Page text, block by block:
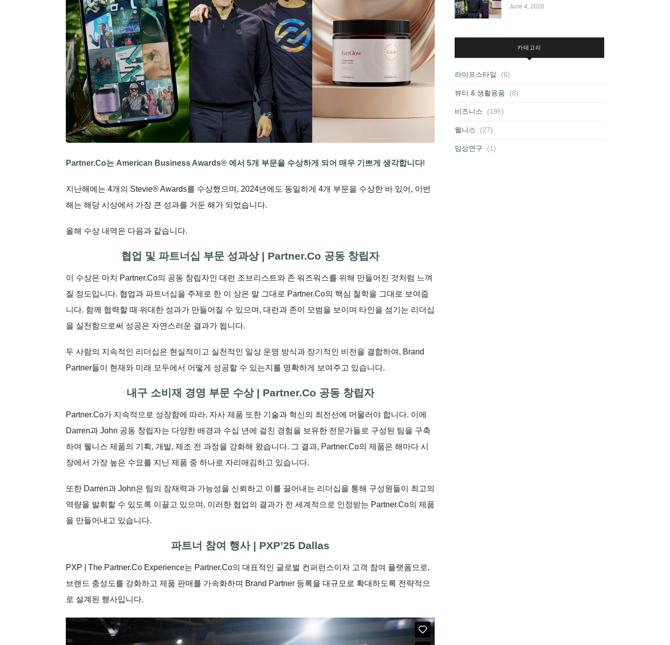
Partner.Co는 American Business Awards® 에서 5개 부문을 수상하게 되어 매우 기쁘게 생각합니다!
지난해에는 4개의 Stevie® Awards를 수상했으며, 2024년에도 동일하게 4개 부문을 수상한 바 있어, 이번
해는 해당 시상에서 가장 큰 성과를 거둔 해가 되었습니다.
올해 수상 내역은 다음과 같습니다.
협업 및 파트너십 부문 성과상 | Partner.Co 공동 창립자
이 수상은 마치 Partner.Co의 공동 창립자인 대런 조브리스트와 존 워즈워스를 위해 만들어진 것처럼 느껴
질 정도입니다. 협업과 파트너십을 주제로 한 이 상은 말 그대로 Partner.Co의 핵심 철학을 그대로 보여줍
니다. 함께 협력할 때 위대한 성과가 만들어질 수 있으며, 대런과 존이 모범을 보이며 타인을 섬기는 리더십
을 실천함으로써 성공은 자연스러운 결과가 됩니다.
두 사람의 지속적인 리더십은 현실적이고 실천적인 일상 운영 방식과 장기적인 비전을 결합하여, Brand
Partner들이 현재와 미래 모두에서 어떻게 성공할 수 있는지를 명확하게 보여주고 있습니다.
내구 소비재 경영 부문 수상 | Partner.Co 공동 창립자
Partner.Co가 지속적으로 성장함에 따라, 자사 제품 또한 기술과 혁신의 최전선에 머물러야 합니다. 이에
Darren과 John 공동 창립자는 다양한 배경과 수십 년에 걸친 경험을 보유한 전문가들로 구성된 팀을 구축
하여 웰니스 제품의 기획, 개발, 제조 전 과정을 강화해 왔습니다. 그 결과, Partner.Co의 제품은 해마다 시
장에서 가장 높은 수요를 지닌 제품 중 하나로 자리매김하고 있습니다.
또한 Darren과 John은 팀의 잠재력과 가능성을 신뢰하고 이를 끌어내는 리더십을 통해 구성원들이 최고의
역량을 발휘할 수 있도록 이끌고 있으며, 이러한 협업의 결과가 전 세계적으로 인정받는 Partner.Co의 제품
을 만들어내고 있습니다.
파트너 참여 행사 | PXP’25 Dallas
PXP | The Partner.Co Experience는 Partner.Co의 대표적인 글로벌 컨퍼런스이자 고객 참여 플랫폼으로,
브랜드 충성도를 강화하고 제품 판매를 가속화하며 Brand Partner 등록을 대규모로 확대하도록 전략적으
로 설계된 행사입니다.
June 4, 2026
카테고리
라이프스타일 (6)
뷰티 & 생활용품 (8)
비즈니스 (195)
웰니스 (27)
임상연구 (1)